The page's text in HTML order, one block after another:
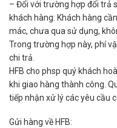
– Đổi với trường hợp đổi trả
khách hàng: Khách hàng
mác, chưa qua sử dụng,
Trong trường hợp này, phí
chi trả.
HFB cho phsp quý khách
khi giao hàng thành công.
tiếp nhận xử lý các yêu cầu
Gửi hàng về HFB: